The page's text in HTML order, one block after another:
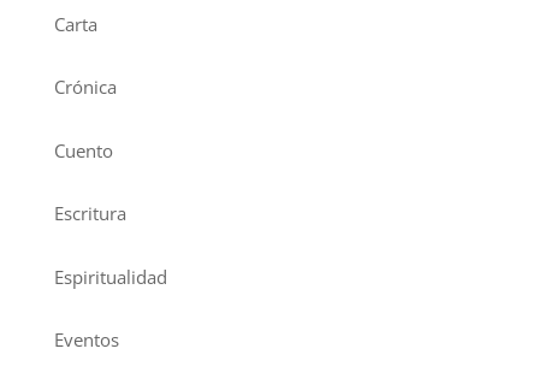
Carta
Crónica
Cuento
Escritura
Espiritualidad
Eventos